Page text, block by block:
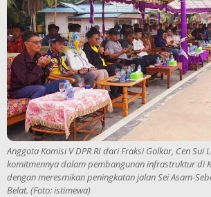
Anggota Komisi V DPR RI dari Fraksi Golkar, Cen Sui
komitmennya dalam pembangunan infrastruktur di
dengan meresmikan peningkatan jalan Sei Asam-
Belat. (Foto: istimewa)